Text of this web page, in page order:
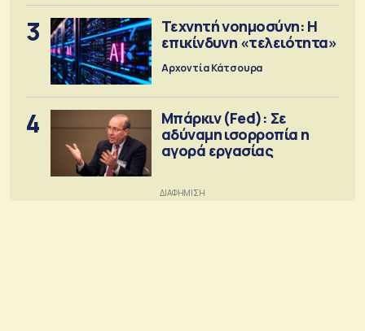
3
Τεχνητή νοημοσύνη: Η
επικίνδυνη «τελειότητα»
Αρχοντία Κάτσουρα
4
Μπάρκιν (Fed): Σε
αδύναμη ισορροπία η
αγορά εργασίας